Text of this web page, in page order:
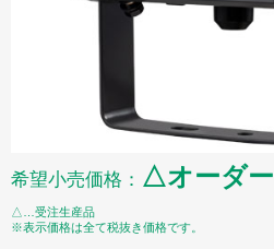
希望小売価格： △オーダー
△…受注生産品
※表示価格は全て税抜き価格です。